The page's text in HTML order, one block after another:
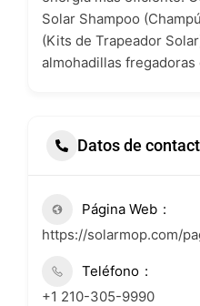
Solar Shampoo
(Kits de Trapeador
almohadillas fregadoras
Datos de
Página Web
https://solarmop.com/
Teléfono
+1 210-305-9990